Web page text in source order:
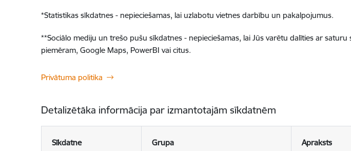
*Statistikas sīkdatnes - nepieciešamas, lai uzlabotu vietnes darbību un pakalpojumus.
**Sociālo mediju un trešo pušu sīkdatnes - nepieciešamas, lai Jūs varētu dalīties ar
piemēram, Google Maps, PowerBI vai citus.
Privātuma politika
Detalizētāka informācija par izmantotajām sīkdatnēm
Sīkdatne Grupa Apraksts